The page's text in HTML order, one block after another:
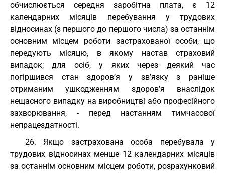
обчислюється середня заробітна плата, є 12
календарних місяців перебування у трудових
відносинах (з першого до першого числа) за останнім
основним місцем роботи застрахованої особи, що
передують місяцю, в якому настав страховий
випадок; для осіб, у яких через деякий час
погіршився стан здоров’я у зв’язку з раніше
отриманим ушкодженням здоров’я внаслідок
нещасного випадку на виробництві або професійного
захворювання, - перед настанням тимчасової
непрацездатності.
26. Якщо застрахована особа перебувала у
трудових відносинах менше 12 календарних місяців
за останнім основним місцем роботи, розрахунковий